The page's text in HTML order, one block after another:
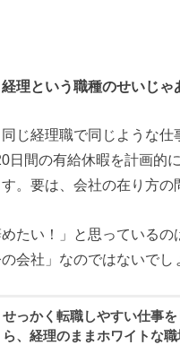
経理という職種のせいじゃ
じ経理職で同じような仕
日間の有給休暇を計画的
。要は、会社の在り方の
たい！」と思っているの
会社」なのではないでし
せっかく転職しやすい仕事
ら、経理のままホワイトな